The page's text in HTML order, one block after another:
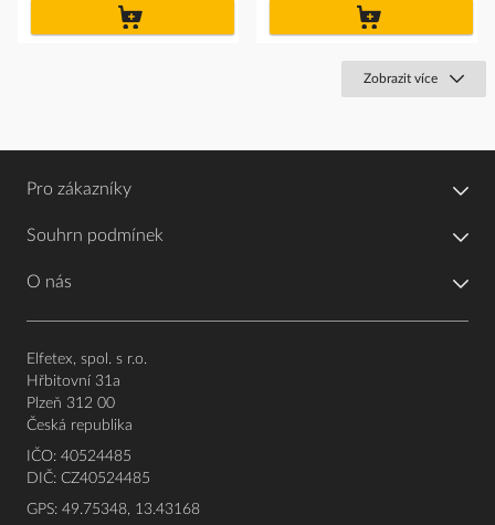
Zobrazit více
Pro zákazníky
Souhrn podmínek
O nás
Elfetex, spol. s r.o.
Hřbitovní 31a
Plzeň 312 00
Česká republika
IČO: 40524485
DIČ: CZ40524485
GPS: 49.75348, 13.43168